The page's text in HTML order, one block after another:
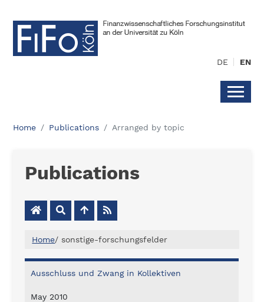
DE EN
Home Publications Arranged by topic
Publications
Home/ sonstige-forschungsfelder
Ausschluss und Zwang in Kollektiven
May 2010